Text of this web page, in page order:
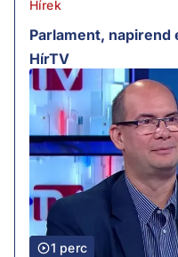
Hírek
Parlament,
HírTV
1 perc